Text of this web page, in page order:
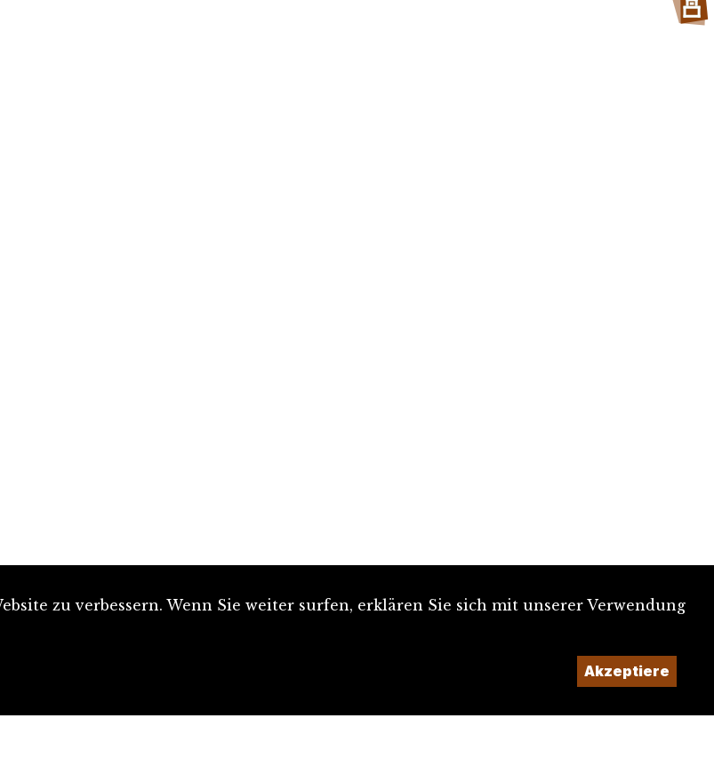
zu verbessern. Wenn Sie weiter surfen, erklären Sie sich mit unserer Verwendung
Akzeptiere